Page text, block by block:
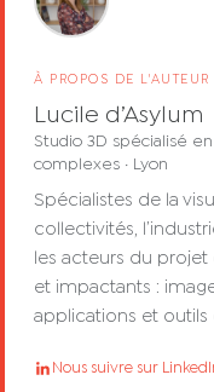
À PROPOS DE L'AUTEUR
Lucile d’Asylum
Studio 3D spécialisé
complexes · Lyon
Spécialistes de la
collectivités,
les acteurs du
et impactants :
applications et outils
Nous suivre sur